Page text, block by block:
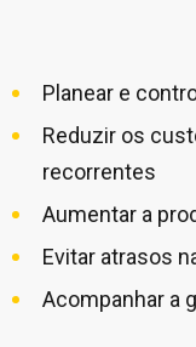
Planear e
Reduzir os
recorrentes
Aumentar a
Evitar atrasos
Acompanhar a